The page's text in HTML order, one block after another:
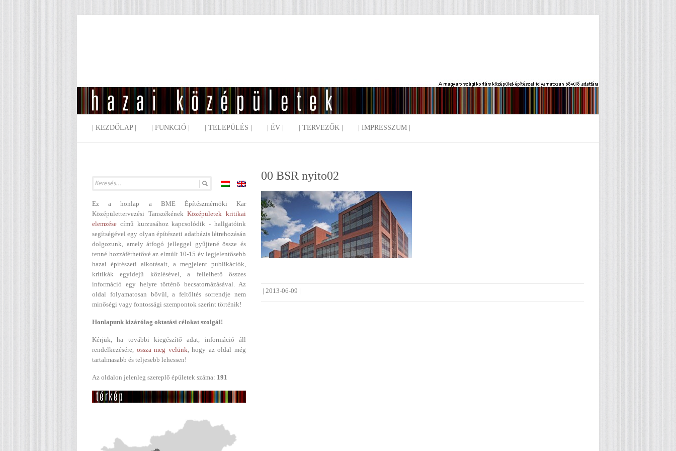
| KEZDŐLAP | | FUNKCIÓ | | TELEPÜLÉS | | ÉV | | TERVEZŐK | | IMPRESSZUM |
00 BSR nyito02
|2013-06-09 |
Ez a honlap a BME Építészmérnöki Kar
Középülettervezési TanszékénekKözépületek kritikai
elemzése című kurzusához kapcsolódik - hallgatóink
segítségével egy olyan építészeti adatbázis létrehozásán
dolgozunk, amely átfogó jelleggel gyűjtené össze és
tenné hozzáférhetővé az elmúlt 10-15 év legjelentősebb
hazai építészeti alkotásait, a megjelent publikációk,
kritikák egyidejű közlésével, a fellelhető összes
információ egy helyre történő becsatornázásával. Az
oldal folyamatosan bővül, a feltöltés sorrendje nem
minőségi vagy fontossági szempontok szerint történik!
Honlapunk kizárólag oktatási célokat szolgál!
Kérjük, ha további kiegészítő adat, információ áll
rendelkezésére, ossza meg velünk, hogy az oldal még
tartalmasabb és teljesebb lehessen!
Az oldalon jelenleg szereplő épületek száma: 191